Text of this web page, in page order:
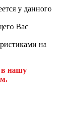
у данного
Вас
на
в нашу